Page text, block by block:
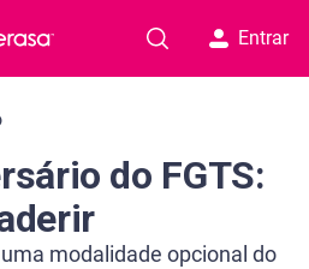
Entrar
do FGTS:
modalidade opcional do